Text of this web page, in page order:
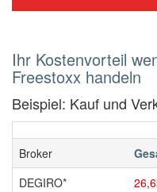
Ihr Kostenvorteil
Freestoxx handeln
Beispiel: Kauf und
Broker
DEGIRO*